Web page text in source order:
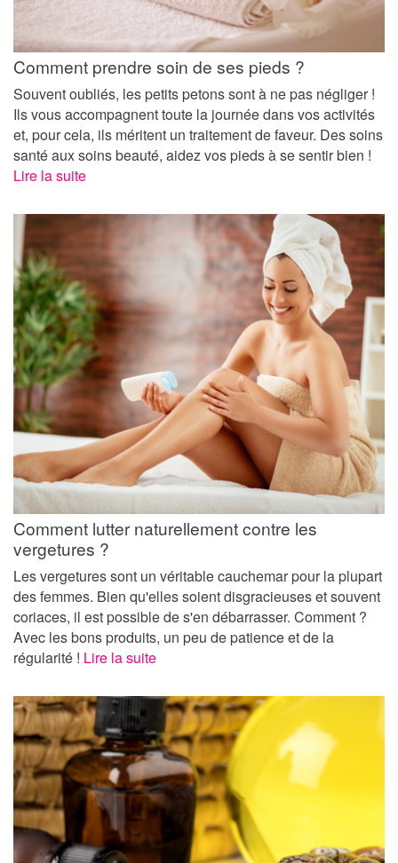
Comment prendre soin de ses pieds ?
Souvent oubliés, les petits petons sont à ne pas négliger !
Ils vous accompagnent toute la journée dans vos activités
et, pour cela, ils méritent un traitement de faveur. Des soins
santé aux soins beauté, aidez vos pieds à se sentir bien !
Lire la suite
Comment lutter naturellement contre les
vergetures ?
Les vergetures sont un véritable cauchemar pour la plupart
des femmes. Bien qu'elles soient disgracieuses et souvent
coriaces, il est possible de s'en débarrasser. Comment ?
Avec les bons produits, un peu de patience et de la
régularité ! Lire la suite